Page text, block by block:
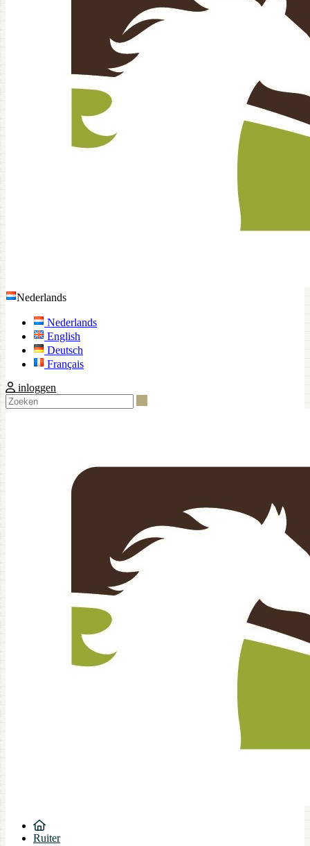
Nederlands
Nederlands
English
Deutsch
Français
inloggen
Ruiter